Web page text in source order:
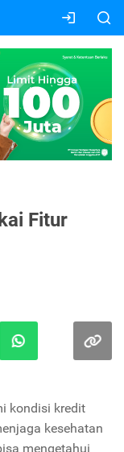
Fitur
kondisi kredit
kesehatan
mengetahui